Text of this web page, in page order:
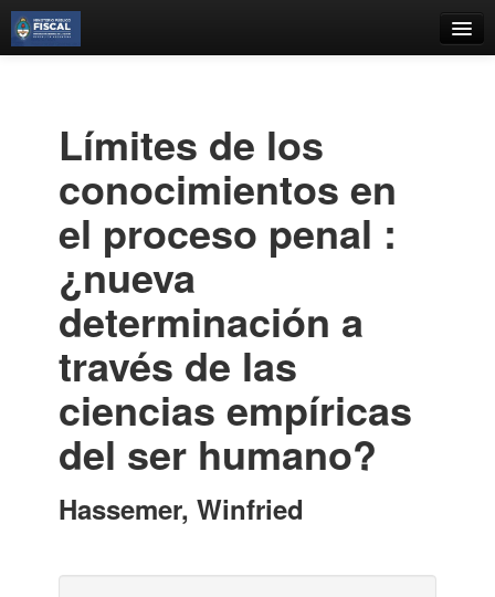
Estantes Virtuales
Contacto
Iniciar sesión
Límites de los
conocimientos en
el proceso penal :
¿nueva
determinación a
través de las
ciencias empíricas
del ser humano?
Hassemer, Winfried